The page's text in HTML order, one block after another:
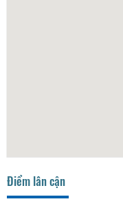
Điểm lân cận